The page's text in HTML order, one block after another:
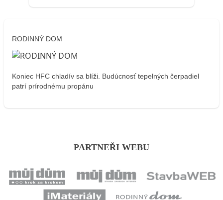
RODINNÝ DOM
Koniec HFC chladív sa blíži. Budúcnosť tepelných čerpadiel
patrí prírodnému propánu
PARTNEŘI WEBU